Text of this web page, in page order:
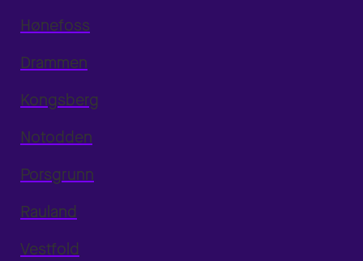
Hønefoss
Drammen
Kongsberg
Notodden
Porsgrunn
Rauland
Vestfold